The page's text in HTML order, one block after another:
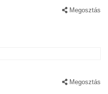
Megosztás
Megosztás